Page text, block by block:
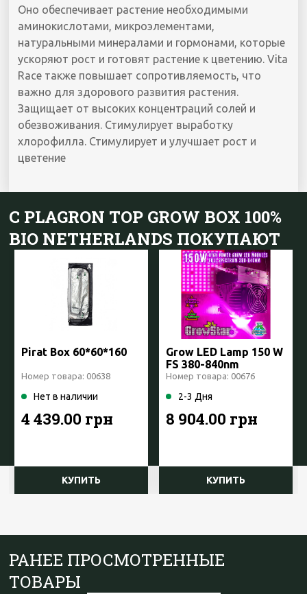
Оно обеспечивает растение необходимыми
аминокислотами, микроэлементами,
натуральными минералами и гормонами, которые
ускоряют рост и готовят растение к цветению. Vita
Race также повышает сопротивляемость, что
важно для здорового развития растения.
Защищает от высоких концентраций солей и
обезвоживания. Стимулирует выработку
хлорофилла. Стимулирует и улучшает рост и
цветение
С PLAGRON TOP GROW BOX 100%
BIO NETHERLANDS ПОКУПАЮТ
Pirat Box 60*60*160
Номер товара: 00638
Нет в наличии
4 439.00 грн
КУПИТЬ
Grow LED Lamp 150 W
FS 380-840nm
Номер товара: 00676
2-3 Дня
8 904.00 грн
КУПИТЬ
РАНЕЕ ПРОСМОТРЕННЫЕ
ТОВАРЫ